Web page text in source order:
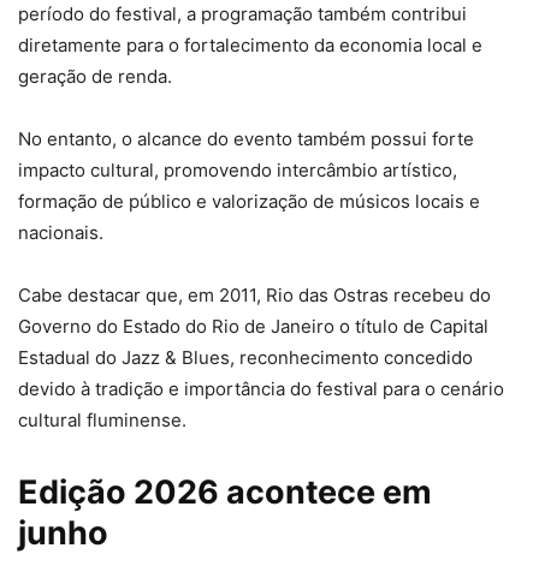
período do festival, a programação também contribui
diretamente para o fortalecimento da economia local e
geração de renda.
No entanto, o alcance do evento também possui forte
impacto cultural, promovendo intercâmbio artístico,
formação de público e valorização de músicos locais e
nacionais.
Cabe destacar que, em 2011, Rio das Ostras recebeu do
Governo do Estado do Rio de Janeiro o título de Capital
Estadual do Jazz & Blues, reconhecimento concedido
devido à tradição e importância do festival para o cenário
cultural fluminense.
Edição 2026 acontece em
junho